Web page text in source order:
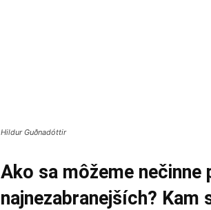
Hildur Guðnadóttir
Ako sa môžeme
najnezabranejších?